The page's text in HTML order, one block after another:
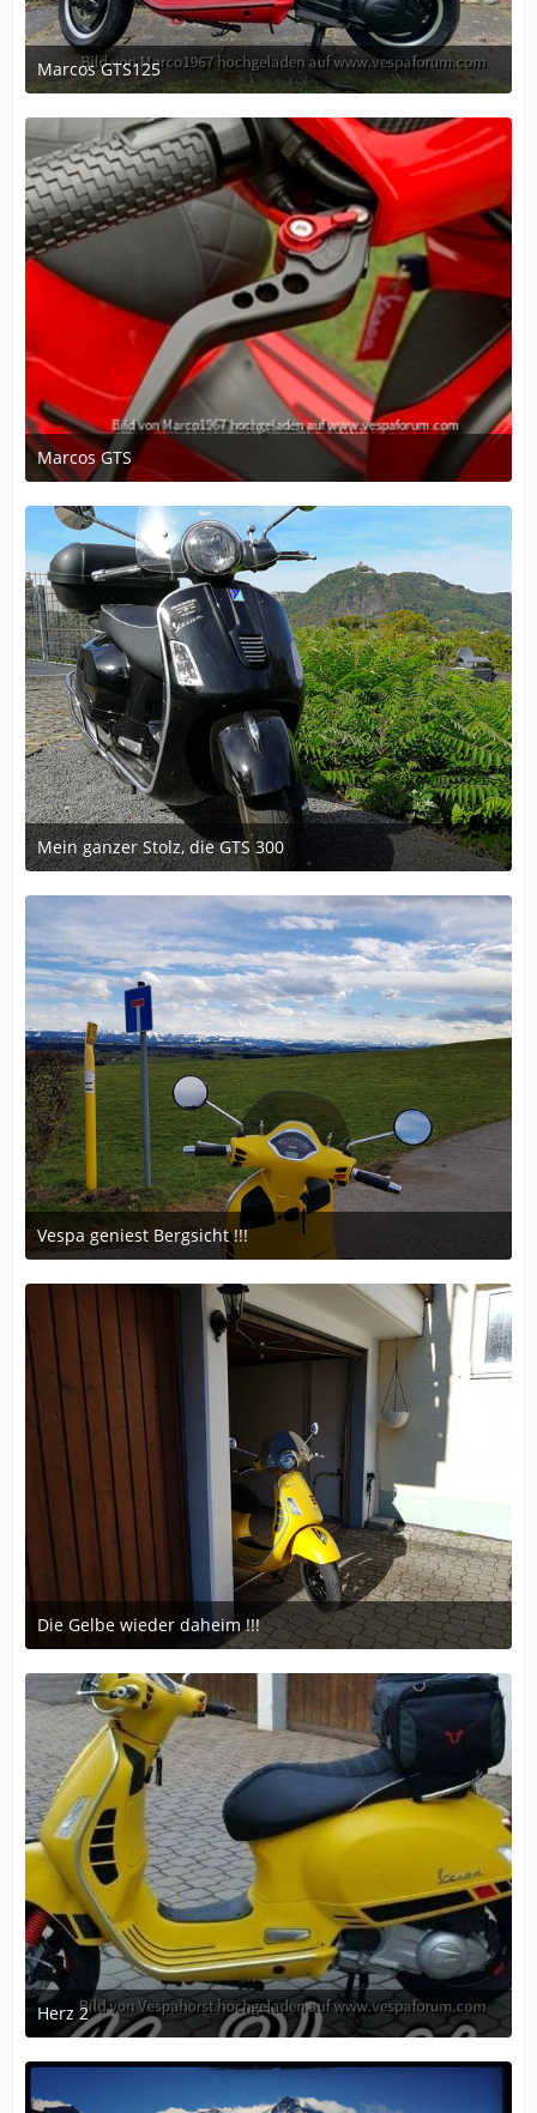
Marcos GTS125
February 27, 2020 at 22:30
1
Marcos GTS
February 27, 2020 at 22:29
1
Mein ganzer Stolz, die GTS 300
December 3, 2018 at 10:58
2
Vespa geniest Bergsicht !!!
March 30, 2018 at 18:55
1
Die Gelbe wieder daheim !!!
March 24, 2018 at 17:05
2
Herz 2
February 21, 2018 at 22:37
1